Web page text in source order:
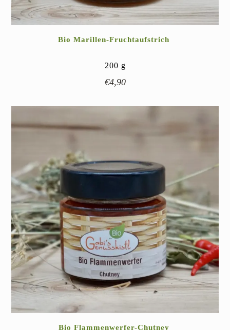
Bio Marillen-Fruchtaufstrich
200 g
€4,90
Bio Flammenwerfer-Chutney